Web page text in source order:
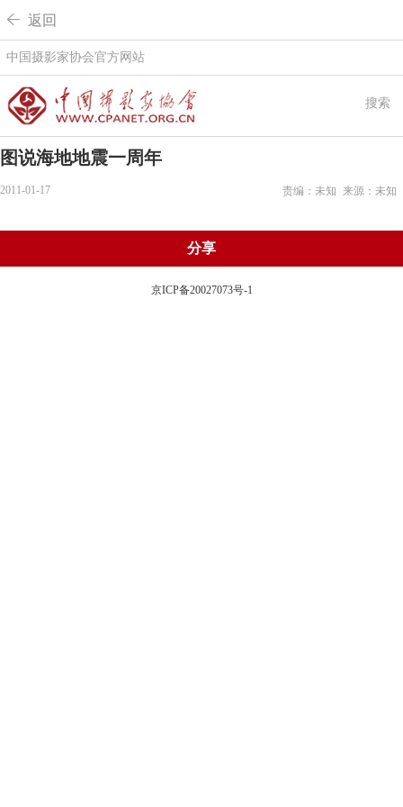
 返回
中国摄影家协会官方网站
搜索
图说海地地震一周年
2011-01-17 来源：未知
责编：未知
分享
京ICP备20027073号-1